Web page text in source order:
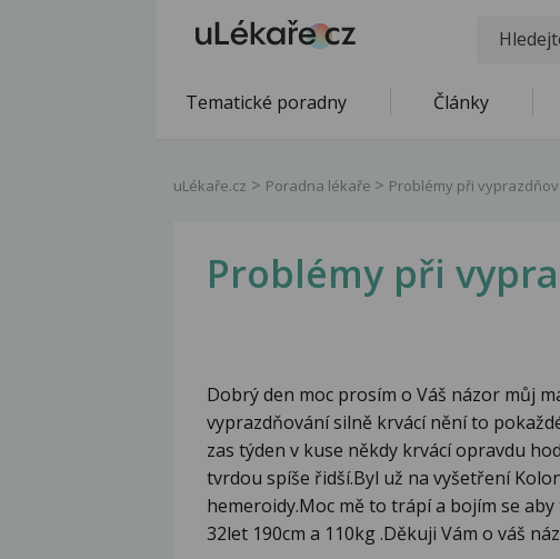
Tematické poradny Články
uLékaře.cz Poradna lékaře Problémy při
Problémy při
Dobrý den moc prosím o Váš názor můj
vyprazdňování silně krvácí nění to
zas týden v kuse někdy krvácí opravdu
tvrdou spíše řidší.Byl už na vyšetření
hemeroidy.Moc mě to trápí a bojím se
32let 190cm a 110kg .Děkuji Vám o váš